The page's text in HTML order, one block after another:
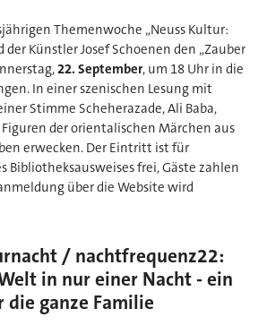
Themenwoche „Neuss Kultur:
Künstler Josef Schoenen den „Zauber
22. September, um 18 Uhr in die
In einer szenischen Lesung mit
Stimme Scheherazade, Ali Baba,
der orientalischen Märchen aus
erwecken. Der Eintritt ist für
Bibliotheksausweises frei, Gäste zahlen
über die Website wird
/ nachtfrequenz22:
in nur einer Nacht - ein
ganze Familie